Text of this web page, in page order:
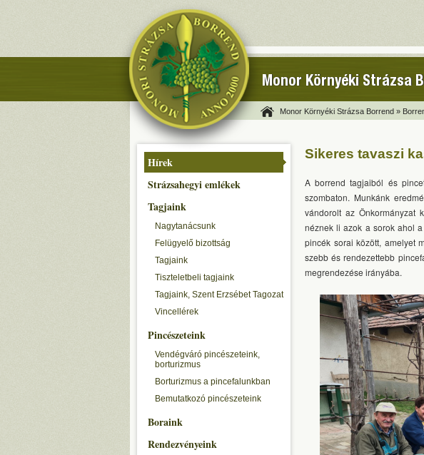
Monor Környéki Strázsa
Monor Környéki Strázsa Borrend »
Hírek
Strázsahegyi emlékek
Tagjaink
Nagytanácsunk
Felügyelő bizottság
Tagjaink
Tiszteletbeli tagjaink
Tagjaink, Szent Erzsébet Tagozat
Vincellérek
Pincészeteink
Vendégváró pincészeteink,
borturizmus
Borturizmus a pincefalunkban
Bemutatkozó pincészeteink
Boraink
Rendezvényeink
Sikeres tavaszi
A borrend tagjaiból és
szombaton. Munkánk
vándorolt az Önkormányzat
néznek li azok a sorok ahol
pincék sorai között, amelyet
szebb és rendezettebb
megrendezése irányába.